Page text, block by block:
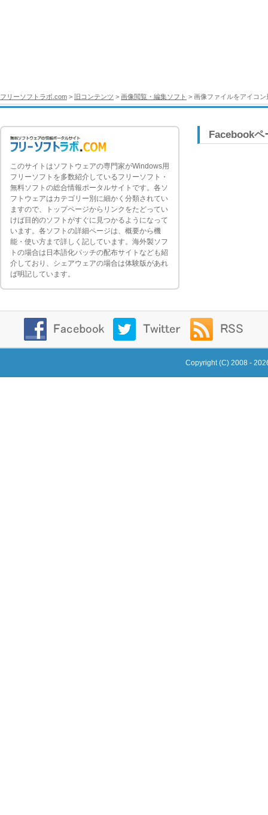
フリーソフトラボ.com > 旧コンテンツ > 画像閲覧・編集ソフト > 画像ファイルをアイコ
このサイトはソフトウェアの専門家がWindows用
フリーソフトを多数紹介しているフリーソフト・
無料ソフトの総合情報ポータルサイトです。各ソ
フトウェアはカテゴリー別に細かく分類されてい
ますので、トップページからリンクをたどってい
けば目的のソフトがすぐに見つかるようになって
います。各ソフトの詳細ページは、概要から機
能・使い方まで詳しく記しています。海外製ソフ
トの場合は日本語化パッチの配布サイトなども紹
介しており、シェアウェアの場合は体験版があれ
ば明記しています。
Facebookペ
Copyright (C) 2008 -